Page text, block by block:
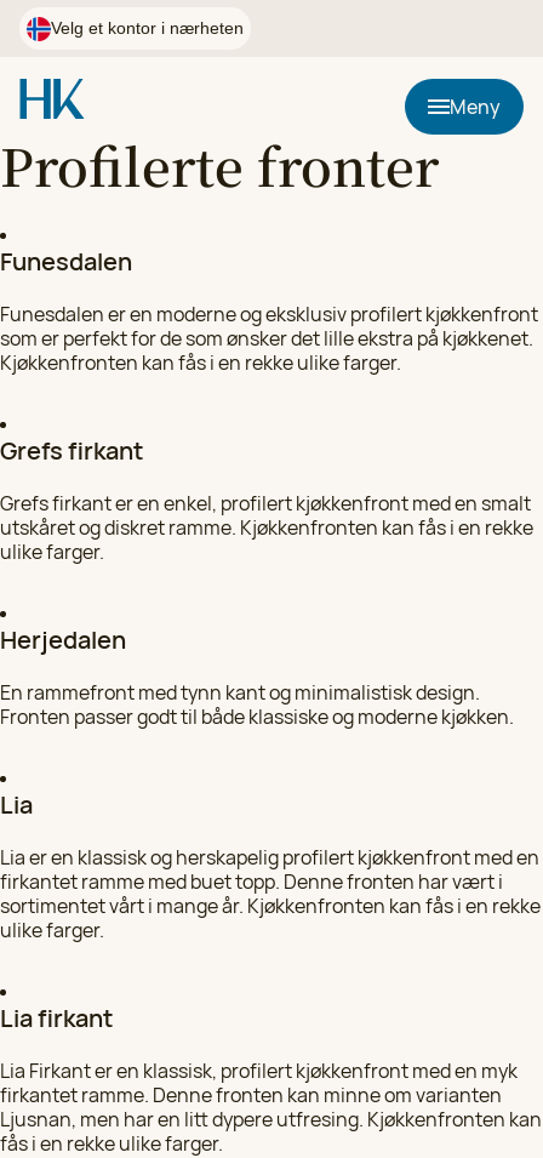
Hopp
Velg et kontor i nærheten
Postnummer
HK Kjøkkenfornying i Østfold
90 02 24 98
HK Kjøkkenfornying i Agder
97 05 31 53
Velg
924 25 118
HK Kjøkkenfornying i Telemark
92 06 90 96
Velg
HK Kjøkkenfornying i Vestfold
92 06 90 96
Velg
97 05 31 51
HK Kjøkkenfornying i Trondheim
970 53 151
Velg
Meny
Profilerte fronter
Funesdalen
Funesdalen er en moderne og eksklusiv profilert kjøkkenfront
som er perfekt for de som ønsker det lille ekstra på kjøkkenet.
Kjøkkenfronten kan fås i en rekke ulike farger.
Grefs firkant
Grefs firkant er en enkel, profilert kjøkkenfront med en smalt
utskåret og diskret ramme. Kjøkkenfronten kan fås i en rekke
ulike farger.
Herjedalen
En rammefront med tynn kant og minimalistisk design.
Fronten passer godt til både klassiske og moderne kjøkken.
Lia
Lia er en klassisk og herskapelig profilert kjøkkenfront med en
firkantet ramme med buet topp. Denne fronten har vært i
sortimentet vårt i mange år. Kjøkkenfronten kan fås i en rekke
ulike farger.
Lia firkant
Lia Firkant er en klassisk, profilert kjøkkenfront med en myk
firkantet ramme. Denne fronten kan minne om varianten
Ljusnan, men har en litt dypere utfresing. Kjøkkenfronten kan
fås i en rekke ulike farger.